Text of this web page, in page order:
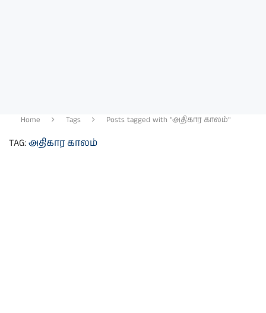
Home Tags Posts tagged with "அதிகார காலம்"
TAG:அதிகார காலம்